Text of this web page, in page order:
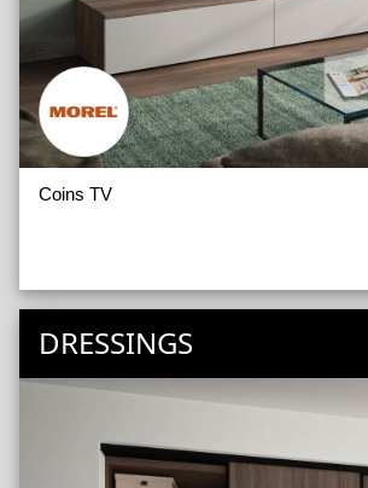
Coins TV
DRESSINGS